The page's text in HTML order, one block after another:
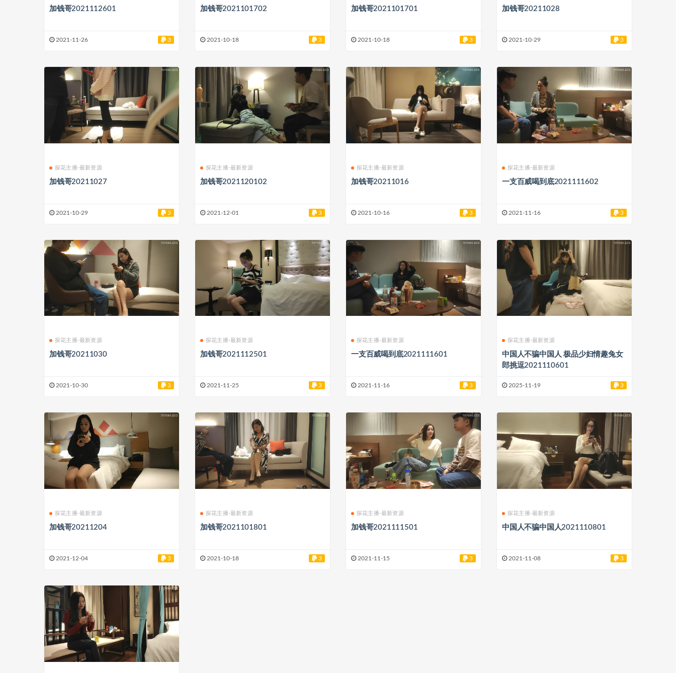
加钱哥2021112601
2021-11-26 3
加钱哥2021101702
2021-10-18 3
加钱哥2021101701
2021-10-18 3
加钱哥20211028
2021-10-29 3
探花主播-最新资源
加钱哥20211027
2021-10-29 3
探花主播-最新资源
加钱哥2021120102
2021-12-01 3
探花主播-最新资源
加钱哥20211016
2021-10-16 3
探花主播-最新资源
一支百威喝到底2021111602
2021-11-16 3
探花主播-最新资源
加钱哥20211030
2021-10-30 3
探花主播-最新资源
加钱哥2021112501
2021-11-25 3
探花主播-最新资源
一支百威喝到底2021111601
2021-11-16 3
探花主播-最新资源
中国人不骗中国人 极品少妇情趣兔女
郎挑逗2021110601
2025-11-19 3
探花主播-最新资源
加钱哥20211204
2021-12-04 3
探花主播-最新资源
加钱哥2021101801
2021-10-18 3
探花主播-最新资源
加钱哥2021111501
2021-11-15 3
探花主播-最新资源
中国人不骗中国人2021110801
2021-11-08 3